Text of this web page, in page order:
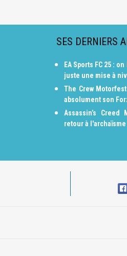
SES DERNIERS
EA Sports FC 25 :
juste une mise à
The Crew
absolument son
Assassin’s
retour à